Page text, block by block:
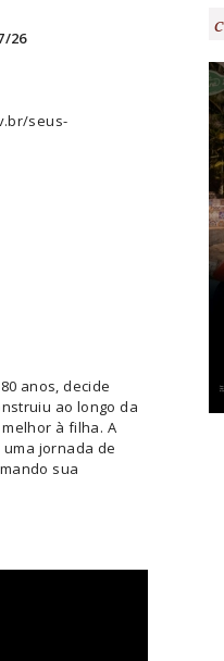
26
seus-
anos, decide
ao longo da
à filha. A
jornada de
sua